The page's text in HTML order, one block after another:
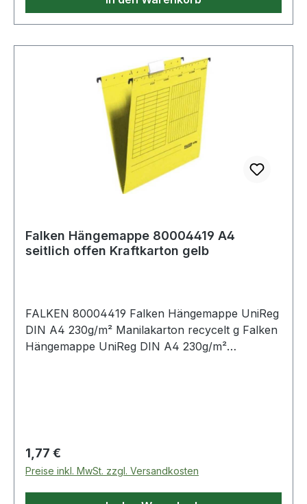
Falken Hängemappe 80004419 A4
seitlich offen Kraftkarton gelb
FALKEN 80004419 Falken Hängemappe UniReg
DIN A4 230g/m² Manilakarton recycelt g Falken
Hängemappe UniReg DIN A4 230g/m²
Regulärer Preis:
1,77 €
Preise inkl. MwSt. zzgl. Versandkosten